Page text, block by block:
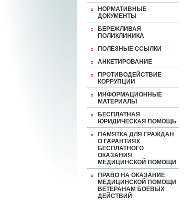
НОРМАТИВНЫЕ
ДОКУМЕНТЫ
БЕРЕЖЛИВАЯ
ПОЛИКЛИНИКА
ПОЛЕЗНЫЕ ССЫЛКИ
АНКЕТИРОВАНИЕ
ПРОТИВОДЕЙСТВИЕ
КОРРУПЦИИ
ИНФОРМАЦИОННЫЕ
МАТЕРИАЛЫ
БЕСПЛАТНАЯ
ЮРИДИЧЕСКАЯ ПОМОЩЬ
ПАМЯТКА ДЛЯ ГРАЖДАН
О ГАРАНТИЯХ
БЕСПЛАТНОГО
ОКАЗАНИЯ
МЕДИЦИНСКОЙ ПОМОЩИ
ПРАВО НА ОКАЗАНИЕ
МЕДИЦИНСКОЙ ПОМОЩИ
ВЕТЕРАНАМ БОЕВЫХ
ДЕЙСТВИЙ